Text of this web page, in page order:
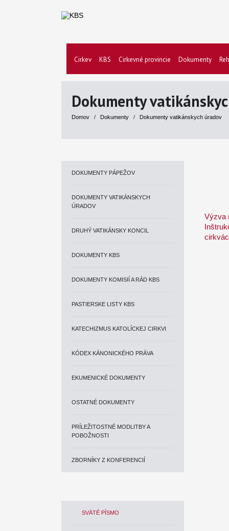
Cirkev KBS Cirkevné provincie Dokumenty
Dokumenty
Domov / Dokumenty / Dokumenty vatikánskych úradov
DOKUMENTY PÁPEŽOV
DOKUMENTY VATIKÁNSKYCH
ÚRADOV
DRUHÝ VATIKÁNSKY KONCIL
DOKUMENTY KBS
DOKUMENTY KOMISIÍ A RÁD KBS
PASTIERSKE LISTY KBS
KATECHIZMUS KATOLÍCKEJ CIRKVI
KÓDEX KÁNONICKÉHO PRÁVA
EKUMENICKÉ DOKUMENTY
OSTATNÉ DOKUMENTY
PRÍLEŽITOSTNÉ MODLITBY A
POBOŽNOSTI
ZBORNÍKY Z KONFERENCIÍ
SVÄTÉ PÍSMO
Výzva